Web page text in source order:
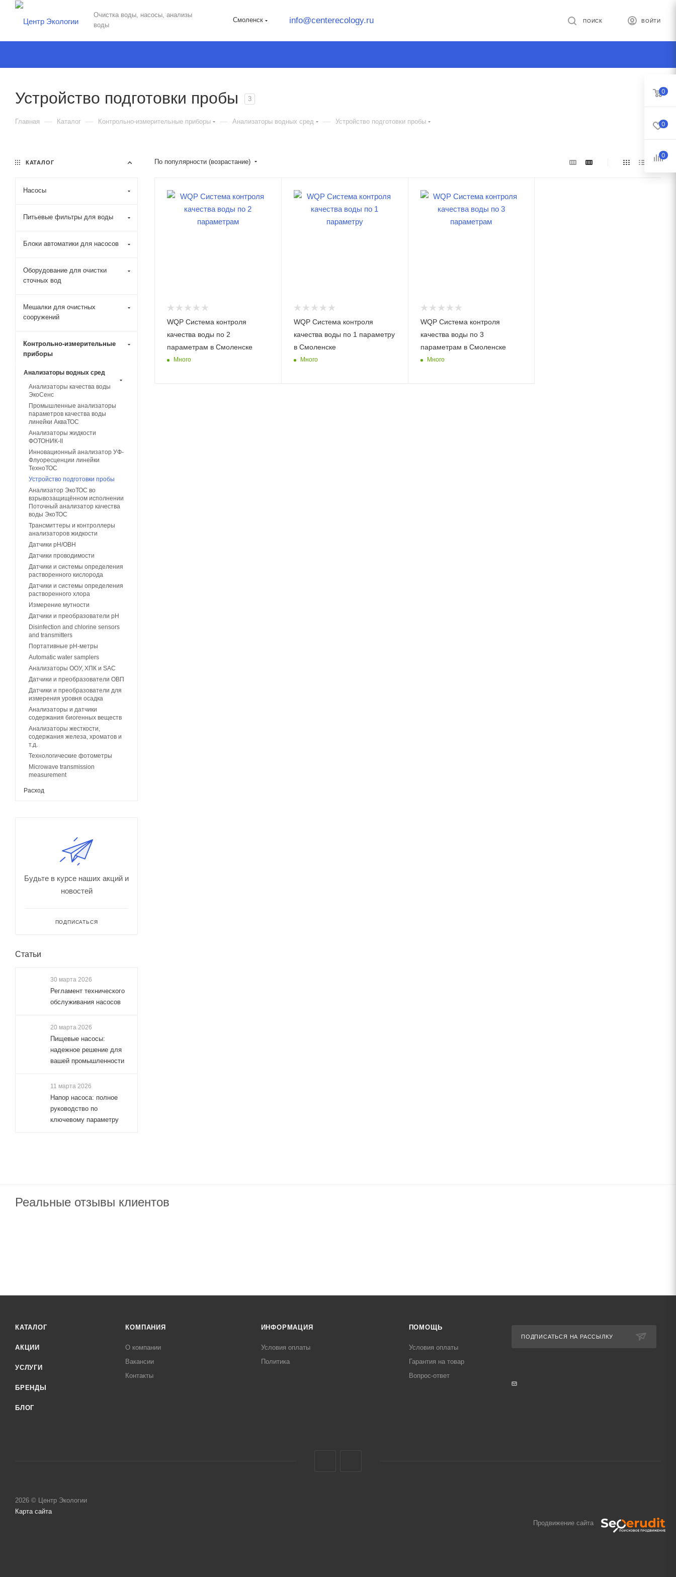
Очистка воды, насосы, анализы
воды
Смоленск info@centerecology.ru ВОЙТИ
ПОИСК
Устройство подготовки пробы 3
Главная — Каталог — Контрольно-измерительные приборы — Анализаторы водных сред — Устройство подготовки пробы
По популярности (возрастание)
WQP Система контроля
качества воды по 2
параметрам в Смоленске
Много
WQP Система контроля
качества воды по 1 параметру
в Смоленске
Много
WQP Система контроля
качества воды по 3
параметрам в Смоленске
Много
КАТАЛОГ
Насосы
Питьевые фильтры для воды
Блоки автоматики для насосов
Оборудование для очистки
сточных вод
Мешалки для очистных
сооружений
Контрольно-измерительные
приборы
Анализаторы водных сред
Анализаторы качества воды
ЭкоСенс
Промышленные анализаторы
параметров качества воды
линейки АкваТОС
Анализаторы жидкости
ФОТОНИК-II
Инновационный анализатор УФ-
Флуоресценции линейки
ТехноТОС
Устройство подготовки пробы
Анализатор ЭкоТОС во
взрывозащищённом исполнении
Поточный анализатор качества
воды ЭкоТОС
Трансмиттеры и контроллеры
анализаторов жидкости
Датчики рН/ОВН
Датчики проводимости
Датчики и системы определения
растворенного кислорода
Датчики и системы определения
растворенного хлора
Измерение мутности
Датчики и преобразователи pH
Disinfection and chlorine sensors
and transmitters
Портативные pH-метры
Automatic water samplers
Анализаторы ООУ, ХПК и SAC
Датчики и преобразователи ОВП
Датчики и преобразователи для
измерения уровня осадка
Анализаторы и датчики
содержания биогенных веществ
Анализаторы жесткости,
содержания железа, хроматов и
т.д.
Технологические фотометры
Microwave transmission
measurement
Расход
Будьте в курсе наших акций и
новостей
ПОДПИСАТЬСЯ
Статьи
30 марта 2026
Регламент технического
обслуживания насосов
20 марта 2026
Пищевые насосы:
надежное решение для
вашей промышленности
11 марта 2026
Напор насоса: полное
руководство по
ключевому параметру
Реальные отзывы клиентов
КАТАЛОГ
АКЦИИ
УСЛУГИ
БРЕНДЫ
БЛОГ
КОМПАНИЯ
О компании
Вакансии
Контакты
ИНФОРМАЦИЯ
Условия оплаты
Политика
ПОМОЩЬ
Условия оплаты
Гарантия на товар
Вопрос-ответ
ПОДПИСАТЬСЯ НА РАССЫЛКУ
Продвижение сайта
2026 © Центр Экологии
Карта сайта
0
0
0